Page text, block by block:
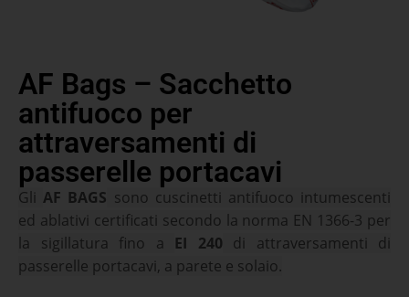
AF Bags – Sacchetto
antifuoco per
attraversamenti di
passerelle portacavi
GliAF BAGS sono cuscinetti antifuoco intumescenti
ed ablativi certificati secondo la norma EN 1366-3 per
la sigillatura fino a EI 240 di attraversamenti di
passerelle portacavi, a parete e solaio.